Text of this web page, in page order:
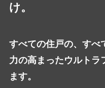
け。
すべての住戸の、すべ
力の高まったウルトラ
ます。